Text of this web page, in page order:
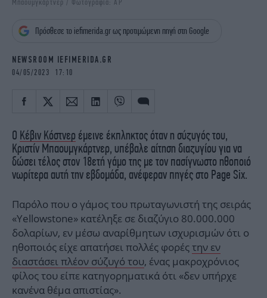
iBOOKS
OSCARS
NEWSLETTER
Μπαουμγκάρτνερ / Φωτογραφία: AP
Πρόσθεσε το iefimerida.gr ως προτιμώμενη πηγή στη Google
NEWSROOM IEFIMERIDA.GR
04/05/2023 17:10
Ο Κέβιν Κόστνερ έμεινε έκπληκτος όταν η σύζυγός του,
Κριστίν Μπαουμγκάρτνερ, υπέβαλε αίτηση διαζυγίου για να
δώσει τέλος στον 18ετή γάμο της με τον πασίγνωστο ηθοποιό
νωρίτερα αυτή την εβδομάδα, ανέφεραν πηγές στο Page Six.
Παρόλο που ο γάμος του πρωταγωνιστή της σειράς
«Yellowstone» κατέληξε σε διαζύγιο 80.000.000
δολαρίων, εν μέσω αναρίθμητων ισχυρισμών ότι ο
ηθοποιός είχε απατήσει πολλές φορέςτην εν
διαστάσει πλέον σύζυγό του, ένας μακροχρόνιος
φίλος του είπε κατηγορηματικά ότι «δεν υπήρχε
κανένα θέμα απιστίας».